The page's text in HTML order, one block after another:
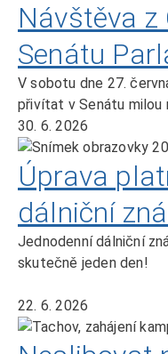
Návštěva z
Senátu
V sobotu dne 27.
přivítat v Senátu milou
30. 6. 2026
Úprava
dálniční
Jednodenní dálniční
skutečně jeden den!
22. 6. 2026